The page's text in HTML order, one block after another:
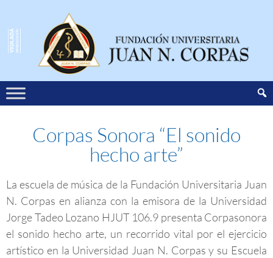
Corpas Sonora “El sonido
hecho arte”
La escuela de música de la Fundación Universitaria Juan
N. Corpas en alianza con la emisora de la Universidad
Jorge Tadeo Lozano HJUT 106.9 presenta Corpasonora
el sonido hecho arte, un recorrido vital por el ejercicio
artístico en la Universidad Juan N. Corpas y su Escuela